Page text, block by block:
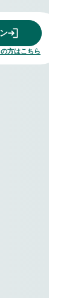
方はこちら